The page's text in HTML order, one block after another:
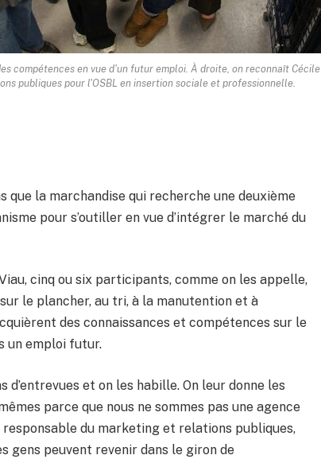
compétences en vue d'un futur emploi. À droite, on reconnaît Cécile
publiques pour l'OSBL en insertion sociale et professionnelle.
que la marchandise qui recherche une deuxième
pour s’outiller en vue d’intégrer le marché du
cinq ou six participants, comme on les appelle,
le plancher, au tri, à la manutention et à
des connaissances et compétences sur le
un emploi futur.
d’entrevues et on les habille. On leur donne les
parce que nous ne sommes pas une agence
du marketing et relations publiques,
gens peuvent revenir dans le giron de